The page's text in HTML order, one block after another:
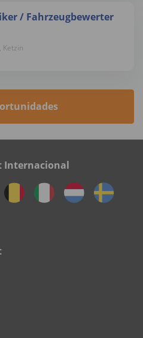
/ Fahrzeugbewerter
Ketzin
Internacional